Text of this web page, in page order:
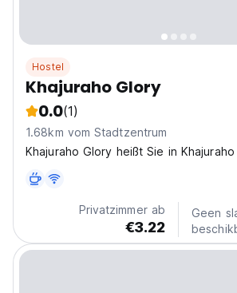
Hostel
Khajuraho Glory
0.0(1)
1.68km vom Stadtzentrum
Khajuraho Glory heißt Sie in Khajuraho
Privatzimmer ab
€3.22
Geen